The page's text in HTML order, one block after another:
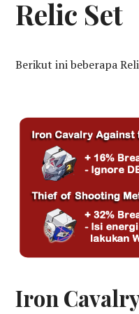
Relic Set
Berikut ini beberapa
Iron